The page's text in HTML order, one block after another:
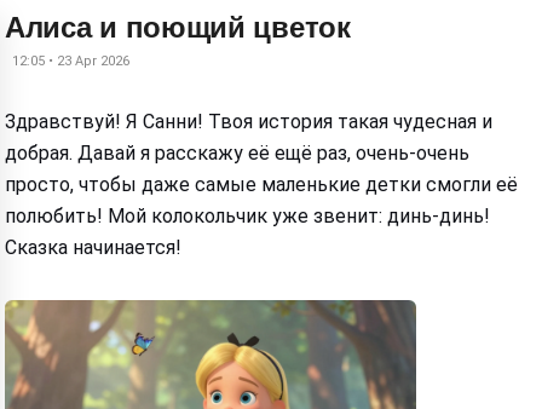
Алиса и поющий цветок
12:05 • 23 Apr 2026
Здравствуй! Я Санни! Твоя история такая чудесная и
добрая. Давай я расскажу её ещё раз, очень-очень
просто, чтобы даже самые маленькие детки смогли её
полюбить! Мой колокольчик уже звенит: динь-динь!
Сказка начинается!